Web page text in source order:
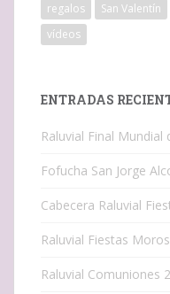
regalos
San Valentín
vídeos
ENTRADAS
Raluvial Final Mundial
Fofucha San Jorge
Cabecera Raluvial
Raluvial Fiestas
Raluvial Comuniones